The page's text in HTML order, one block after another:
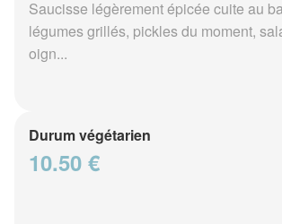
Saucisse légèrement épicée cuite au
légumes grillés, pickles du moment,
oign...
Durum végétarien
10.50 €